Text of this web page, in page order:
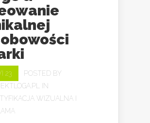
23
POSTED BY
IN
WIZUALNA I